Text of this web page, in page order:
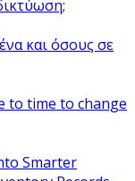
και όσους σε
to time to change